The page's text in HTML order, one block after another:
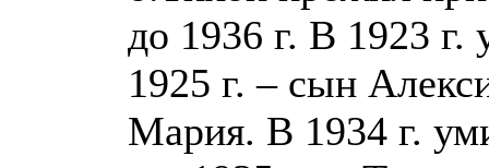
до 1936 г. В 1923 г.
1925 г. – сын
Мария. В 1934 г.